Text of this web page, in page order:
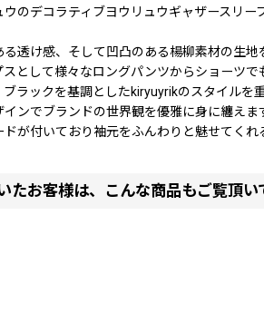
のデコラティブヨウリュウギャザースリー
透け感、そして凹凸のある楊柳素材の生地
として様々なロングパンツからショーツで
ラックを基調としたkiryuyrikのスタイルを
ンでブランドの世界観を優雅に身に纏えま
が付いており袖元をふんわりと魅せてく
たお客様は、こんな商品もご覧頂い